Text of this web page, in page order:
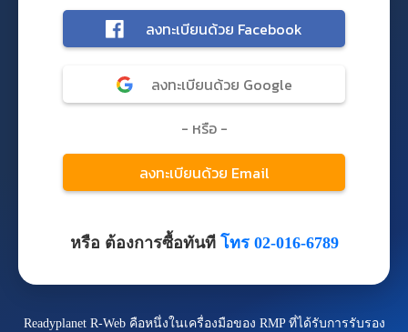
หรือ ต้องการซื้อทันที โทร 02-016-6789
Readyplanet R-Web คือหนึ่งในเครื่องมือของ RMP ที่ได้รับการรับรอง